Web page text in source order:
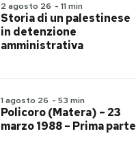
2 agosto 26 - 11 min
Storia di un palestinese
in detenzione
amministrativa
1 agosto 26 - 53 min
Policoro (Matera) – 23
marzo 1988 – Prima parte